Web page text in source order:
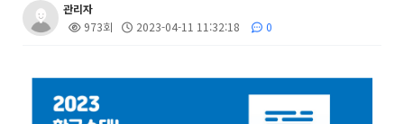
관리자
973회
2023-04-11 11:32:18 0